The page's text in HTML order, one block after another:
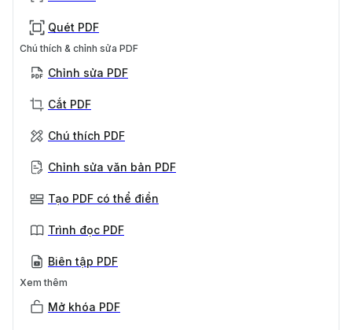
Quét PDF
Chú thích & chỉnh sửa PDF
Chỉnh sửa PDF
Cắt PDF
Chú thích PDF
Chỉnh sửa văn bản PDF
Tạo PDF có thể điền
Trình đọc PDF
Biên tập PDF
Xem thêm
Mở khóa PDF